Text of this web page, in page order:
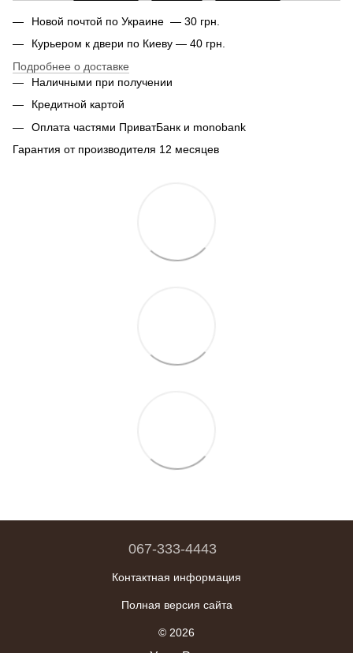
Новой почтой по Украине — 30 грн.
Курьером к двери по Киеву — 40 грн.
Подробнее о доставке
Наличными при получении
Кредитной картой
Оплата частями ПриватБанк и monobank
Гарантия от производителя 12 месяцев
067-333-4443
Контактная информация
Полная версия сайта
© 2026